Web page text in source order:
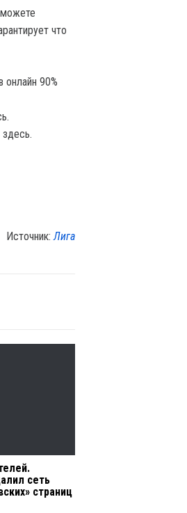
что
онлайн 90%
Источник:Лига
сеть
страниц